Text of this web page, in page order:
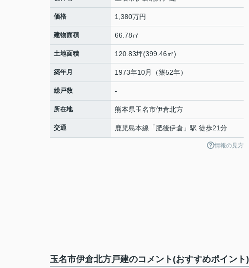
価格 1,380万円
建物面積 66.78㎡
土地面積 120.83坪(399.46㎡)
築年月 1973年10月（築52年）
総戸数 -
所在地 熊本県玉名市伊倉北方
交通 鹿児島本線 「 肥後伊倉 」駅 徒歩21分
情報の見方
玉名市伊倉北方戸建のコメント(おすすめポイント)